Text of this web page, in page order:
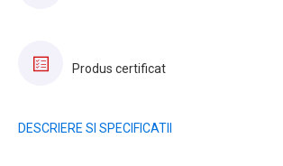
Produs certificat
DESCRIERE SI SPECIFICATII